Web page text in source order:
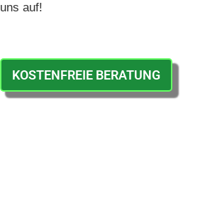
uns auf!
KOSTENFREIE BERATUNG